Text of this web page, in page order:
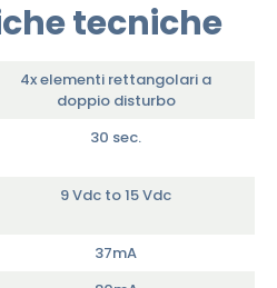
tecniche
4x elementi rettangolari a
doppio disturbo
30 sec.
9 Vdc to 15 Vdc
37mA